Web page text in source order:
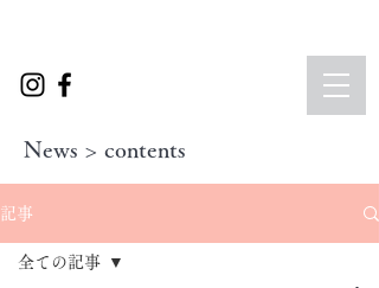
News > contents
記事
全ての記事